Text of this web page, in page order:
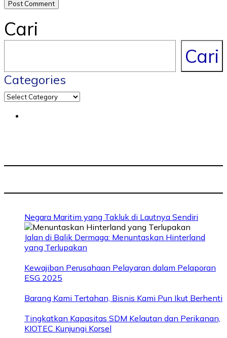
Cari
Cari
Categories
Negara Maritim yang Takluk di Lautnya Sendiri
Jalan di Balik Dermaga: Menuntaskan Hinterland
yang Terlupakan
Kewajiban Perusahaan Pelayaran dalam Pelaporan
ESG 2025
Barang Kami Tertahan, Bisnis Kami Pun Ikut Berhenti
Tingkatkan Kapasitas SDM Kelautan dan Perikanan,
KIOTEC Kunjungi Korsel